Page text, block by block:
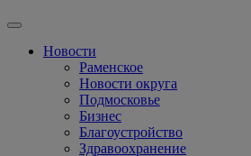
Новости
Раменское
Новости округа
Подмосковье
Бизнес
Благоустройство
Здравоохранение